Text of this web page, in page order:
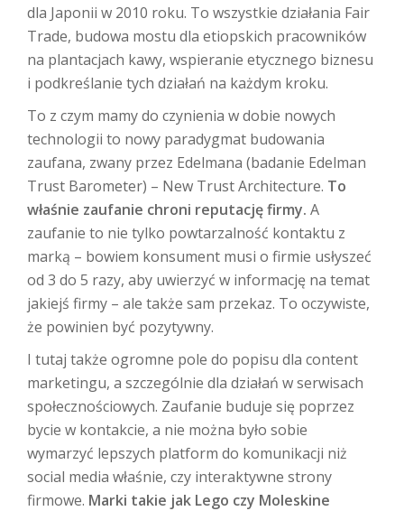
dla Japonii w 2010 roku. To wszystkie działania Fair
Trade, budowa mostu dla etiopskich pracowników
na plantacjach kawy, wspieranie etycznego biznesu
i podkreślanie tych działań na każdym kroku.
To z czym mamy do czynienia w dobie nowych
technologii to nowy paradygmat budowania
zaufana, zwany przez Edelmana (badanie Edelman
Trust Barometer) – New Trust Architecture. To
właśnie zaufanie chroni reputację firmy. A
zaufanie to nie tylko powtarzalność kontaktu z
marką – bowiem konsument musi o firmie usłyszeć
od 3 do 5 razy, aby uwierzyć w informację na temat
jakiejś firmy – ale także sam przekaz. To oczywiste,
że powinien być pozytywny.
I tutaj także ogromne pole do popisu dla content
marketingu, a szczególnie dla działań w serwisach
społecznościowych. Zaufanie buduje się poprzez
bycie w kontakcie, a nie można było sobie
wymarzyć lepszych platform do komunikacji niż
social media właśnie, czy interaktywne strony
firmowe. Marki takie jak Lego czy Moleskine